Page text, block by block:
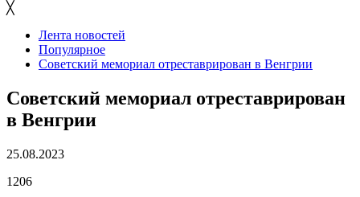
╳
Лента новостей
Популярное
Советский мемориал отреставрирован в Венгрии
Советский мемориал отреставрирован
в Венгрии
25.08.2023
1206